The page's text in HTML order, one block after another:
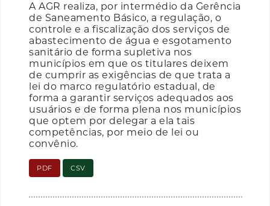
A AGR realiza, por intermédio da Gerência
de Saneamento Básico, a regulação, o
controle e a fiscalização dos serviços de
abastecimento de água e esgotamento
sanitário de forma supletiva nos
municípios em que os titulares deixem
de cumprir as exigências de que trata a
lei do marco regulatório estadual, de
forma a garantir serviços adequados aos
usuários e de forma plena nos municípios
que optem por delegar a ela tais
competências, por meio de lei ou
convênio.
PDF CSV